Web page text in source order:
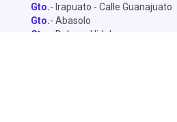
Gto.- Irapuato - Calle Guanajuato
Gto.- Abasolo
Gto.
- Dolores Hidalgo